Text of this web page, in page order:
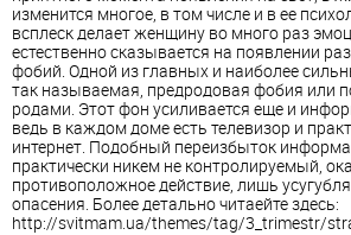
изменится многое, в том числе и в ее
всплеск делает женщину во много раз
естественно сказывается на появлении
фобий. Одной из главных и наиболее
так называемая, предродовая фобия или
родами. Этот фон усиливается еще и
ведь в каждом доме есть телевизор и
интернет. Подобный переизбыток
практически никем не контролируемый,
противоположное действие, лишь
опасения. Более детально читаейте здесь:
http://svitmam.ua/themes/tag/3_trimestr/